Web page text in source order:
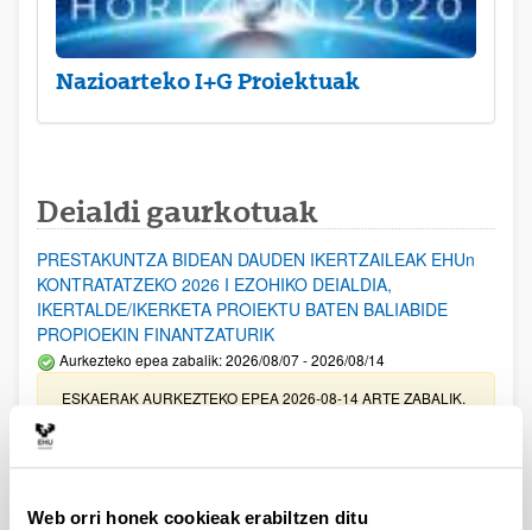
Web orri honek cookieak erabiltzen ditu
Nazioarteko I+G Proiektuak
Deialdi gaurkotuak
PRESTAKUNTZA BIDEAN DAUDEN IKERTZAILEAK EHUn
KONTRATATZEKO 2026 I EZOHIKO DEIALDIA,
IKERTALDE/IKERKETA PROIEKTU BATEN BALIABIDE
PROPIOEKIN FINANTZATURIK
Aurkezteko epea zabalik: 2026/08/07 - 2026/08/14
ESKAERAK AURKEZTEKO EPEA 2026-08-14 ARTE ZABALIK.
UPV/EHUn Azpiegitura Zientifikoa eta Funts Bibliografikoak